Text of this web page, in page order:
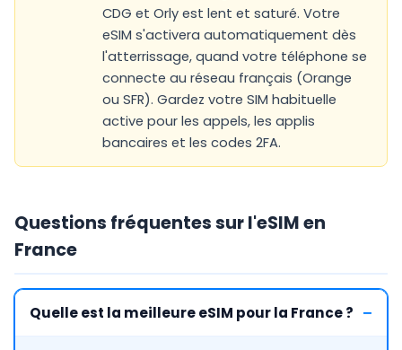
CDG et Orly est lent et saturé. Votre
eSIM s'activera automatiquement dès
l'atterrissage, quand votre téléphone se
connecte au réseau français (Orange
ou SFR). Gardez votre SIM habituelle
active pour les appels, les applis
bancaires et les codes 2FA.
Questions fréquentes sur l'eSIM en
France
Quelle est la meilleure eSIM pour la France ?